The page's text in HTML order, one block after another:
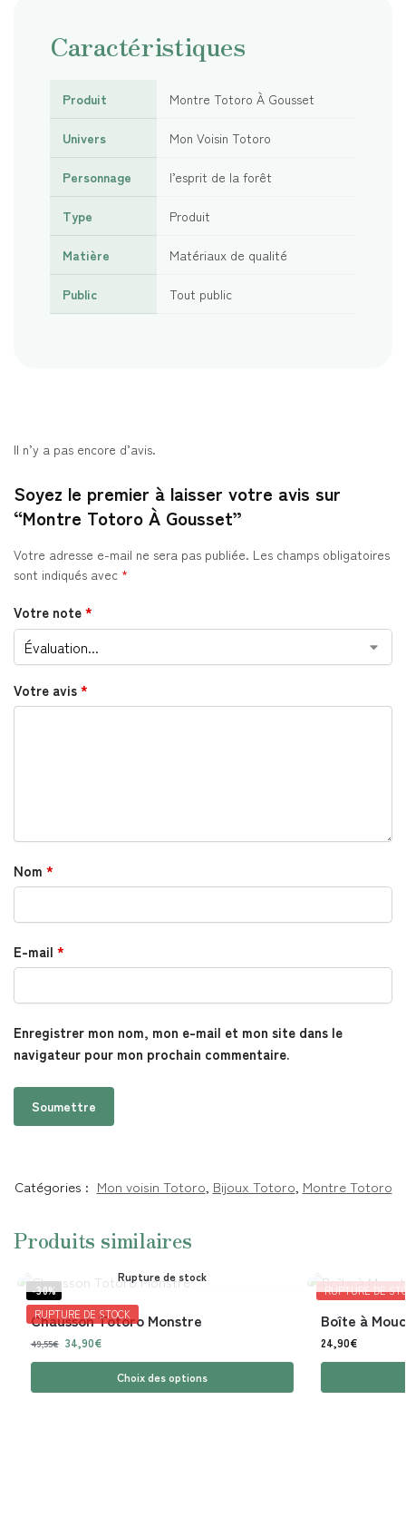
Caractéristiques
Produit Montre Totoro À Gousset
Univers Mon Voisin Totoro
Personnage l’esprit de la forêt
Type Produit
Matière Matériaux de qualité
Public Tout public
Il n’y a pas encore d’avis.
Soyez le premier à laisser votre avis sur
“Montre Totoro À Gousset”
Votre adresse e-mail ne sera pas publiée. Les champs obligatoires
sont indiqués avec *
Votre note*
Votre avis*
Nom *
E-mail *
Enregistrer mon nom, mon e-mail et mon site dans le
navigateur pour mon prochain commentaire.
Catégories : Mon voisin Totoro, Bijoux Totoro, Montre Totoro
Produits similaires
-30%
RUPTURE DE STOCK
Rupture de stock
Chausson Totoro Monstre
49,55€ 34,90€
Choix des options
RUPTURE DE
Boîte à
24,90€